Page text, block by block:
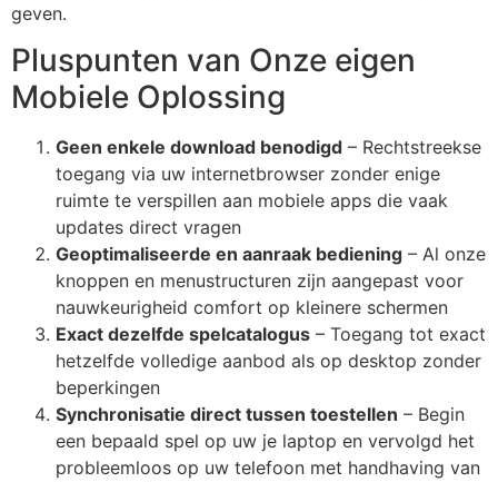
geven.
Pluspunten van Onze eigen
Mobiele Oplossing
Geen enkele download benodigd – Rechtstreekse
toegang via uw internetbrowser zonder enige
ruimte te verspillen aan mobiele apps die vaak
updates direct vragen
Geoptimaliseerde en aanraak bediening – Al onze
knoppen en menustructuren zijn aangepast voor
nauwkeurigheid comfort op kleinere schermen
Exact dezelfde spelcatalogus – Toegang tot exact
hetzelfde volledige aanbod als op desktop zonder
beperkingen
Synchronisatie direct tussen toestellen – Begin
een bepaald spel op uw je laptop en vervolgd het
probleemloos op uw telefoon met handhaving van